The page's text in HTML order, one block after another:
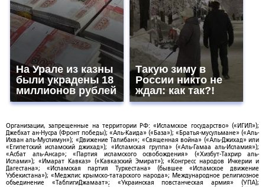
На Урале из казны
были украдены 18
миллионов рублей
Такую зиму в
России никто не
ждал: как так?!
Организации, запрещенные на территории РФ: «Исламское государство» («ИГИЛ»);
Джебхат ан-Нусра (Фронт победы); «Аль-Каида» («База»); «Братья-мусульмане» («Аль-
Ихван аль-Муслимун»); «Движение Талибан»; «Священная война» («Аль-Джихад» или
«Египетский исламский джихад»); «Исламская группа» («Аль-Гамаа аль-Исламия»);
«Асбат аль-Ансар»; «Партия исламского освобождения» («Хизбут-Тахрир аль-
Ислами»); «Имарат Кавказ» («Кавказский Эмират»); «Конгресс народов Ичкерии и
Дагестана»; «Исламская партия Туркестана» (бывшее «Исламское движение
Узбекистана»); «Меджлис крымско-татарского народа»; Международное религиозное
объединение «ТаблигиДжамаат»; «Украинская повстанческая армия» (УПА);